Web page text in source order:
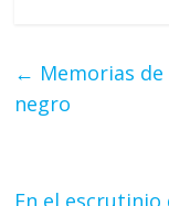
← Memorias
negro
En el